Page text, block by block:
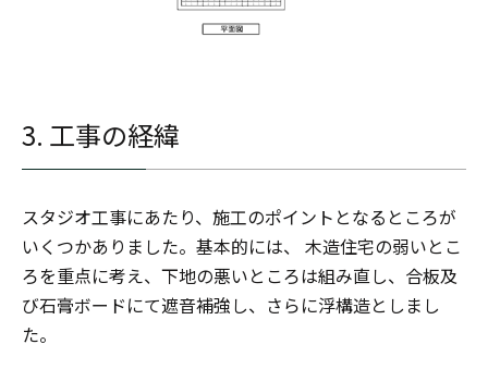
3. 工事の経緯
スタジオ工事にあたり、施工のポイントとなるところが
いくつかありました。基本的には、 木造住宅の弱いとこ
ろを重点に考え、下地の悪いところは組み直し、合板及
び石膏ボードにて遮音補強し、さらに浮構造としまし
た。